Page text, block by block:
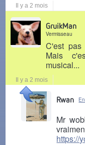
Il y a 2 mois
GruikMan
Vermisseau
C'est
Mais
musical...
Il y a 2 mois
Rwan
Mr
https://